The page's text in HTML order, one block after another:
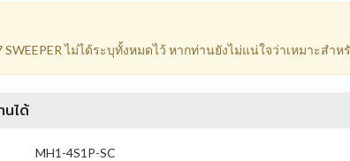
SWEEPER ไม่ได้ระบุทั้งหมดไว้ หากท่านยังไม่แน่ใจว่าเหมาะส
นได้
MH1-4S1P-SC